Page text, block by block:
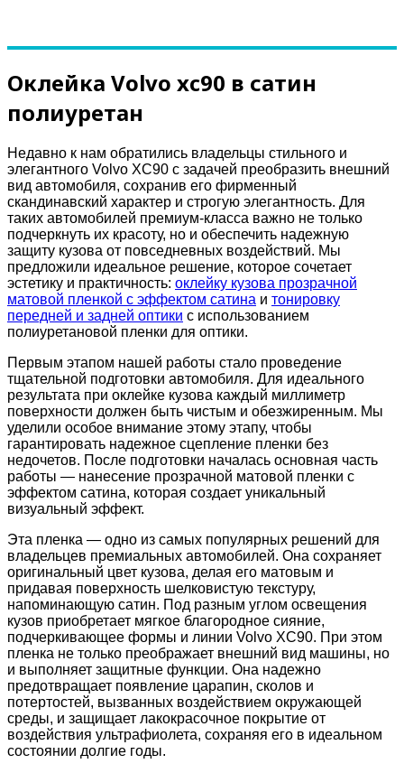
Оклейка Volvo xc90 в сатин
полиуретан
Недавно к нам обратились владельцы стильного и
элегантного Volvo XC90 с задачей преобразить внешний
вид автомобиля, сохранив его фирменный
скандинавский характер и строгую элегантность. Для
таких автомобилей премиум-класса важно не только
подчеркнуть их красоту, но и обеспечить надежную
защиту кузова от повседневных воздействий. Мы
предложили идеальное решение, которое сочетает
эстетику и практичность: оклейку кузова прозрачной
матовой пленкой с эффектом сатина и тонировку
передней и задней оптики с использованием
полиуретановой пленки для оптики.
Первым этапом нашей работы стало проведение
тщательной подготовки автомобиля. Для идеального
результата при оклейке кузова каждый миллиметр
поверхности должен быть чистым и обезжиренным. Мы
уделили особое внимание этому этапу, чтобы
гарантировать надежное сцепление пленки без
недочетов. После подготовки началась основная часть
работы — нанесение прозрачной матовой пленки с
эффектом сатина, которая создает уникальный
визуальный эффект.
Эта пленка — одно из самых популярных решений для
владельцев премиальных автомобилей. Она сохраняет
оригинальный цвет кузова, делая его матовым и
придавая поверхность шелковистую текстуру,
напоминающую сатин. Под разным углом освещения
кузов приобретает мягкое благородное сияние,
подчеркивающее формы и линии Volvo XC90. При этом
пленка не только преображает внешний вид машины, но
и выполняет защитные функции. Она надежно
предотвращает появление царапин, сколов и
потертостей, вызванных воздействием окружающей
среды, и защищает лакокрасочное покрытие от
воздействия ультрафиолета, сохраняя его в идеальном
состоянии долгие годы.